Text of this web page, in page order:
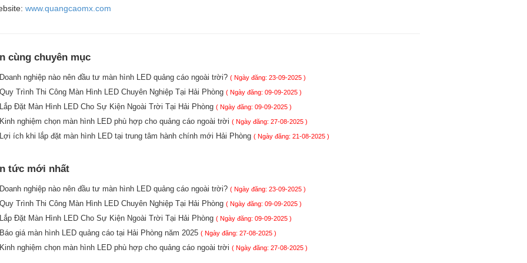
www.quangcaomx.com
cùng chuyên mục
Doanh nghiệp nào nên đầu tư màn hình LED quảng cáo ngoài trời? ( Ngày đăng: 23-09-2025 )
Quy Trình Thi Công Màn Hình LED Chuyên Nghiệp Tại Hải Phòng ( Ngày đăng: 09-09-2025 )
Lắp Đặt Màn Hình LED Cho Sự Kiện Ngoài Trời Tại Hải Phòng ( Ngày đăng: 09-09-2025 )
Kinh nghiệm chọn màn hình LED phù hợp cho quảng cáo ngoài trời ( Ngày đăng: 27-08-2025 )
Lợi ích khi lắp đặt màn hình LED tại trung tâm hành chính mới Hải Phòng ( Ngày đăng: 21-08-2025 )
tức mới nhất
Doanh nghiệp nào nên đầu tư màn hình LED quảng cáo ngoài trời? ( Ngày đăng: 23-09-2025 )
Quy Trình Thi Công Màn Hình LED Chuyên Nghiệp Tại Hải Phòng ( Ngày đăng: 09-09-2025 )
Lắp Đặt Màn Hình LED Cho Sự Kiện Ngoài Trời Tại Hải Phòng ( Ngày đăng: 09-09-2025 )
Báo giá màn hình LED quảng cáo tại Hải Phòng năm 2025 ( Ngày đăng: 27-08-2025 )
Kinh nghiệm chọn màn hình LED phù hợp cho quảng cáo ngoài trời ( Ngày đăng: 27-08-2025 )